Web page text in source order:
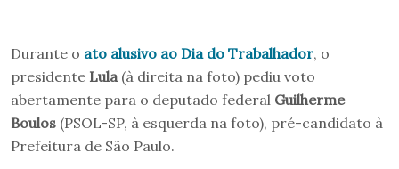
Durante o ato alusivo ao Dia do Trabalhador, o
presidente Lula (à direita na foto) pediu voto
abertamente para o deputado federal Guilherme
Boulos (PSOL-SP, à esquerda na foto), pré-candidato à
Prefeitura de São Paulo.